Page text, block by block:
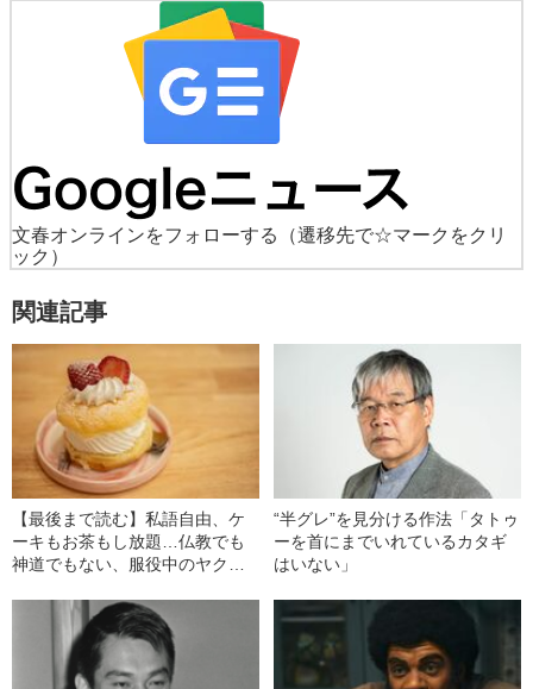
文春オンラインをフォローする
（遷移先で☆マークをクリ
ック）
関連記事
【最後まで読む】私語自由、ケ
ーキもお茶もし放題…仏教でも
神道でもない、服役中のヤクザ
“半グレ”を見分ける作法「タトゥ
ーを首にまでいれているカタギ
はいない」